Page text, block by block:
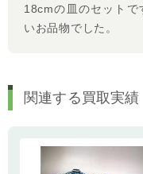
18cmの皿のセットで
いお品物でした。
関連する買取実績